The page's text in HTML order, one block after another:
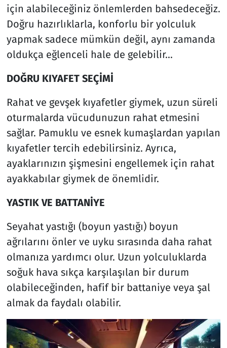
için alabileceğiniz önlemlerden bahsedeceğiz.
Doğru hazırlıklarla, konforlu bir yolculuk
yapmak sadece mümkün değil, aynı zamanda
oldukça eğlenceli hale de gelebilir...
DOĞRU KIYAFET SEÇİMİ
Rahat ve gevşek kıyafetler giymek, uzun süreli
oturmalarda vücudunuzun rahat etmesini
sağlar. Pamuklu ve esnek kumaşlardan yapılan
kıyafetler tercih edebilirsiniz. Ayrıca,
ayaklarınızın şişmesini engellemek için rahat
ayakkabılar giymek de önemlidir.
YASTIK VE BATTANİYE
Seyahat yastığı (boyun yastığı) boyun
ağrılarını önler ve uyku sırasında daha rahat
olmanıza yardımcı olur. Uzun yolculuklarda
soğuk hava sıkça karşılaşılan bir durum
olabileceğinden, hafif bir battaniye veya şal
almak da faydalı olabilir.